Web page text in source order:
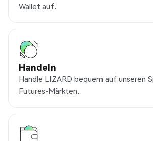
Wallet auf.
Handeln
Handle LIZARD bequem auf unseren
Futures-Märkten.